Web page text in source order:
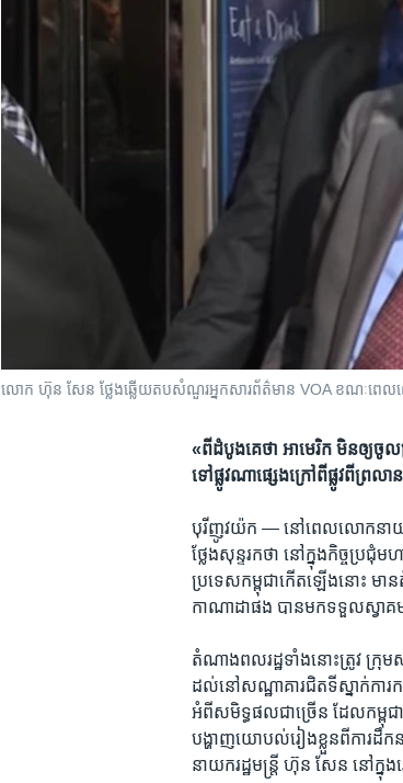
លោក​ ហ៊ុន សែន ថ្លែងឆ្លើយតបសំណួរអ្នកសារព័ត៌មាន VOA ខណៈពេល
«ពី​ដំបូង​គេ​ថា ​អាមេរិក​ ​មិន​ឲ្យ​ចូល​
ទៅ​ផ្លូវ​ណា​ផ្សេង​ក្រៅ​​ពីផ្លូវ​ពី​ព្
បុរីញូវយ៉ក —នៅ​ពេល​លោក​នាយ
ថ្លែង​សុន្ទរកថា​ ​នៅក្នុងកិច្ចប្រ
ប្រទេស​កម្ពុជា​កើត​ឡើង​នោះ មាន​តំ
កាណាដា​ផង​ ​បាន​មក​ទទួល​ស្វាគ
តំណាង​ពល​រដ្ឋ​ទាំង​នោះ​ត្រូវ​ ​ក្រុ
ដល់​នៅ​សណ្ឋាគារ​ជិតទីស្នាក់​ការ​
អំពី​សមិទ្ធផល​ជា​ច្រើន​ ​ដែល​កម្ពុជា​
បង្ហាញ​យោ​បល់​រៀង​ខ្លួន​ពីការ​ដឹក
នាយក​រដ្ឋ​មន្ត្រី​ ​ហ៊ុន សែន​ ​នៅ​ក្